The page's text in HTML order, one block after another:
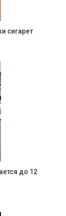
сигарет
до 12